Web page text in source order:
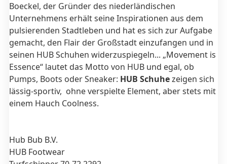
Boeckel, der Gründer des niederländischen
Unternehmens erhält seine Inspirationen aus dem
pulsierenden Stadtleben und hat es sich zur Aufgabe
gemacht, den Flair der Großstadt einzufangen und in
seinen HUB Schuhen widerzuspiegeln... „Movement is
Essence“ lautet das Motto von HUB und egal, ob
Pumps, Boots oder Sneaker: HUB Schuhezeigen sich
lässig-sportiv, ohne verspielte Element, aber stets mit
einem Hauch Coolness.
Hub Bub B.V.
HUB Footwear